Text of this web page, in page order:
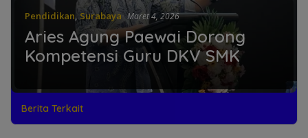
Pendidikan, Surabaya Maret 4, 2026
Aries Agung Paewai Dorong
Kompetensi Guru DKV SMK
Berita Terkait